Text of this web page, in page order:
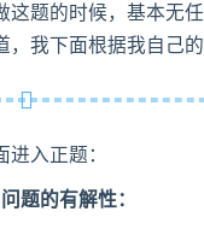
这题的时候，基本无
，我下面根据我自己
进入正题：
题的有解性：